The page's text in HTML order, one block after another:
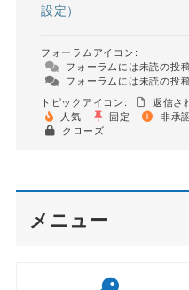
設定）
フォーラムアイコン:
フォーラムには未読の投
フォーラムには未読の投
トピックアイコン:
返信さ
人気
固定 非承
クローズ
メニュー